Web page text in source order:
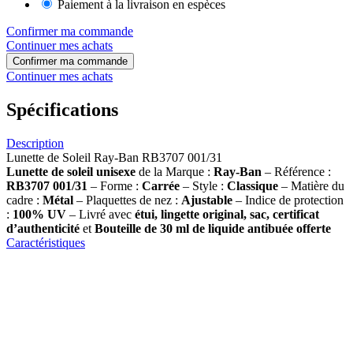
Paiement à la livraison en espèces
Confirmer ma commande
Continuer mes achats
Confirmer ma commande
Continuer mes achats
Spécifications
Description
Lunette de Soleil Ray-Ban RB3707 001/31
Lunette de soleil unisexe de la Marque : Ray-Ban – Référence :
RB3707 001/31 – Forme : Carrée – Style : Classique – Matière du
cadre : Métal – Plaquettes de nez : Ajustable – Indice de protection
: 100% UV – Livré avec étui, lingette original, sac, certificat
d’authenticité et Bouteille de 30 ml de liquide antibuée offerte
Caractéristiques